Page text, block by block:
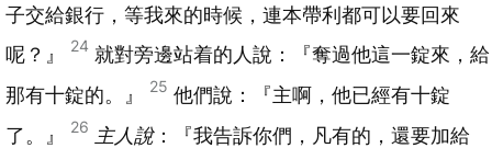
子交給銀行，等我來的時候，連本帶利都可以要回來
呢？』
24 就對旁邊站着的人說：『奪過他這一錠來，給
那有十錠的。』
25 他們說：『主啊，他已經有十錠
了。』
26 主人說：『我告訴你們，凡有的，還要加給